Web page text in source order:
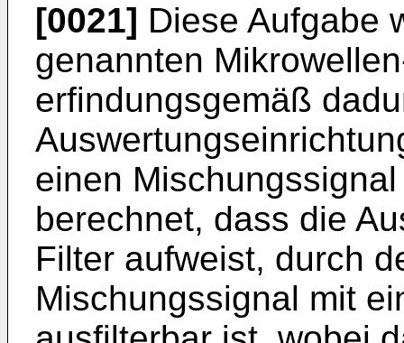
[0021] Diese Aufgabe
genannten
erfindungsgemäß
einen
berechnet, dass die
Filter aufweist, durch
Mischungssignal mit